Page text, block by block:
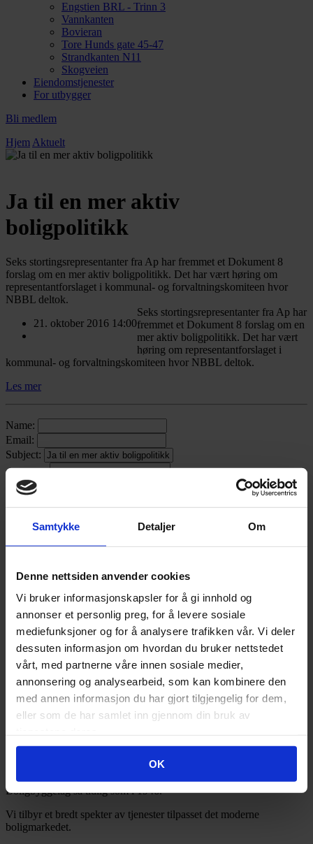
Samtykke Detaljer Om
Denne nettsiden anvender cookies
Vi bruker informasjonskapsler for å gi innhold og
annonser et personlig preg, for å levere sosiale
mediefunksjoner og for å analysere trafikken vår. Vi deler
dessuten informasjon om hvordan du bruker nettstedet
vårt, med partnerne våre innen sosiale medier,
annonsering og analysearbeid, som kan kombinere den
med annen informasjon du har gjort tilgjengelig for dem,
eller som de har samlet inn gjennom din bruk av
OK
Engstien BRL - Trinn 3
Vannkanten
Bovieran
Tore Hunds gate 45-47
Strandkanten N11
Skogveien
Eiendomstjenester
For utbygger
Bli medlem
Hjem Aktuelt
Ja til en mer aktiv
boligpolitikk
Seks stortingsrepresentanter fra Ap har fremmet et Dokument 8
forslag om en mer aktiv boligpolitikk. Det har vært høring om
representantforslaget i kommunal- og forvaltningskomiteen hvor
NBBL deltok.
21. oktober 2016 14:00
Seks stortingsrepresentanter fra Ap har
fremmet et Dokument 8 forslag om en
mer aktiv boligpolitikk. Det har vært
høring om representantforslaget i
kommunal- og forvaltningskomiteen hvor NBBL deltok.
Les mer
Name:
Email:
Subject:
Message:
x
2026(83)
2025(126)
2023(83)
2021(21)
2020(17)
2018(91)
2017(141)
2016(185)
2015
(35)
2014(3)
2013(1)
2012(1)
OMT BBL
Ofoten Midt-Troms Boligbyggelag ble stiftet under navnet Narvik
Boligbyggelag så tidlig som i 1946.
Vi tilbyr et bredt spekter av tjenester tilpasset det moderne
boligmarkedet.